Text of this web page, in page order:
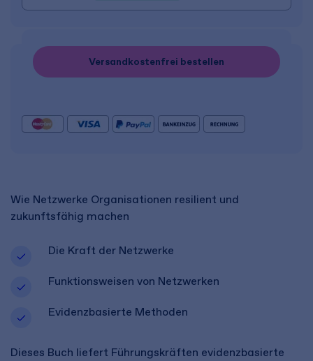
Wie Netzwerke Organisationen resilient und
zukunftsfähig machen
Die Kraft der Netzwerke
Funktionsweisen von Netzwerken
Evidenzbasierte Methoden
Dieses Buch liefert Führungskräften evidenzbasierte
Versandkostenfrei bestellen